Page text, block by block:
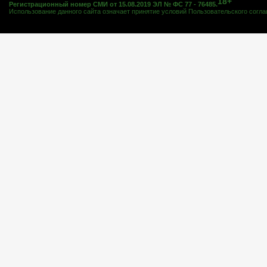
Регистрационный номер СМИ от 15.08.2019 ЭЛ № ФС 77 - 76485.
Использование данного сайта означает принятие условий Пользовательского